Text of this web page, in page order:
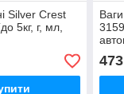
Silver Crest
5кг, г, мл,
стильні,
473